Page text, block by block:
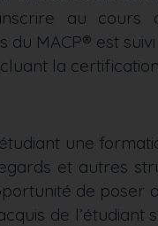
au cours
du MACP® est
la
une
et autres
de
de